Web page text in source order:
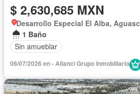
$ 2,630,685 MXN
Desarrollo Especial El Alba,
1 Baño
Sin amueblar
06/07/2026 en - Alianci Grupo Inmobiliario